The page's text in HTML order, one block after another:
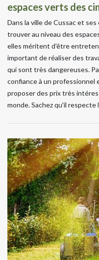
espaces verts des
Dans la ville de Cussac et
trouver au niveau des
elles méritent d'être
important de réaliser des
qui sont très dangereuses.
confiance à un professionnel
proposer des prix très
monde. Sachez qu'il respecte